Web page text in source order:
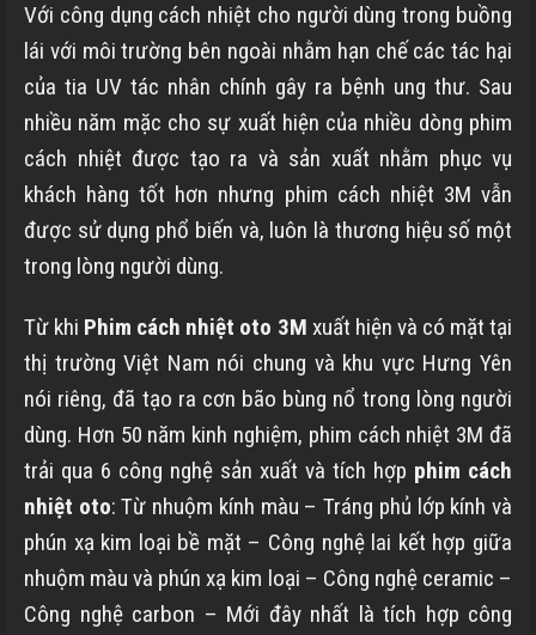
Với công dụng cách nhiệt cho người dùng trong buồng
lái với môi trường bên ngoài nhằm hạn chế các tác hại
của tia UV tác nhân chính gây ra bệnh ung thư. Sau
nhiều năm mặc cho sự xuất hiện của nhiều dòng phim
cách nhiệt được tạo ra và sản xuất nhằm phục vụ
khách hàng tốt hơn nhưng phim cách nhiệt 3M vẫn
được sử dụng phổ biến và, luôn là thương hiệu số một
trong lòng người dùng.
Từ khi Phim cách nhiệt oto 3M xuất hiện và có mặt tại
thị trường Việt Nam nói chung và khu vực Hưng Yên
nói riêng, đã tạo ra cơn bão bùng nổ trong lòng người
dùng. Hơn 50 năm kinh nghiệm, phim cách nhiệt 3M đã
trải qua 6 công nghệ sản xuất và tích hợp phim cách
nhiệt oto: Từ nhuộm kính màu – Tráng phủ lớp kính và
phún xạ kim loại bề mặt – Công nghệ lai kết hợp giữa
nhuộm màu và phún xạ kim loại – Công nghệ ceramic –
Công nghệ carbon – Mới đây nhất là tích hợp công